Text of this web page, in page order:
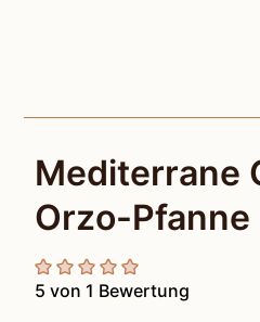
Mediterrane
Orzo-Pfanne
5 von 1 Bewertung